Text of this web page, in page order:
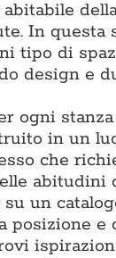
In questa
tipo di
design e
ogni stanza
in un
che
abitudini
un
posizione